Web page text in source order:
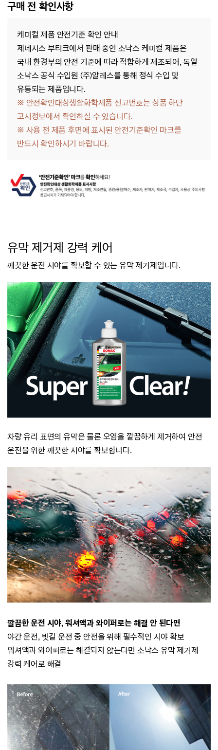
구매 전 확인사항
케미컬 제품 안전기준 확인 안내
제네시스 부티크에서 판매 중인 소낙스 케미컬 제품은
국내 환경부의 안전 기준에 따라 적합하게 제조되어,독일
소낙스 공식 수입원 (주)알레스를 통해 정식 수입 및
유통되는 제품입니다.
※ 안전확인대상생활화학제품 신고번호는 상품 하단
고시정보에서 확인하실 수 있습니다.
※ 사용 전 제품 후면에 표시된 안전기준확인 마크를
반드시 확인하시기 바랍니다.
유막 제거제 강력 케어
깨끗한 운전 시야를 확보할 수 있는 유막 제거제입니다.
차량 유리 표면의 유막은 물론 오염을 깔끔하게 제거하여 안전
운전을 위한 깨끗한 시야를 확보합니다.
깔끔한 운전 시야, 워셔액과 와이퍼로는 해결 안 된다면
야간 운전, 빗길 운전 중 안전을 위해 필수적인 시야 확보
워셔액과 와이퍼로는 해결되지 않는다면 소낙스 유막 제거제
강력 케어로 해결